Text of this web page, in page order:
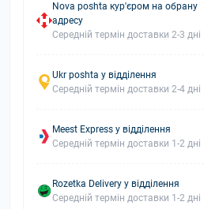
Nova poshta кур'єром на обрану
адресу
Середній термін доставки 2-3 дні
Ukr poshta у відділення
Середній термін доставки 2-4 дні
Meest Express у відділення
Середній термін доставки 1-2 дні
Rozetka Delivery у відділення
Середній термін доставки 1-2 дні